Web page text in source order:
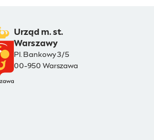
Urząd m. st.
Warszawy
Pl. Bankowy 3/5
00-950 Warszawa